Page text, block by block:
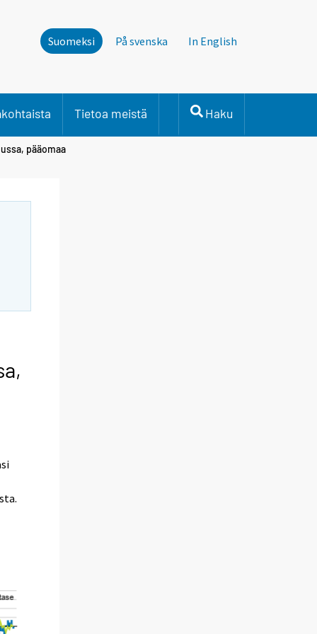
Suomeksi På svenska In English
Tietoa meistä Haku
pääomaa